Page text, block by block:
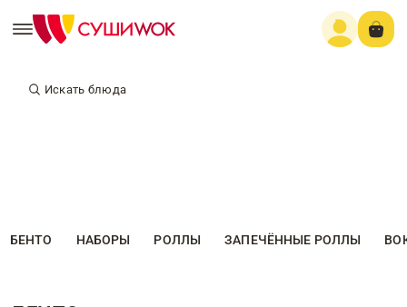
Искать блюда
БЕНТО НАБОРЫ РОЛЛЫ ЗАПЕЧЁННЫЕ РОЛЛЫ